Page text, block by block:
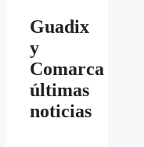
Guadix
y
Comarca
últimas
noticias